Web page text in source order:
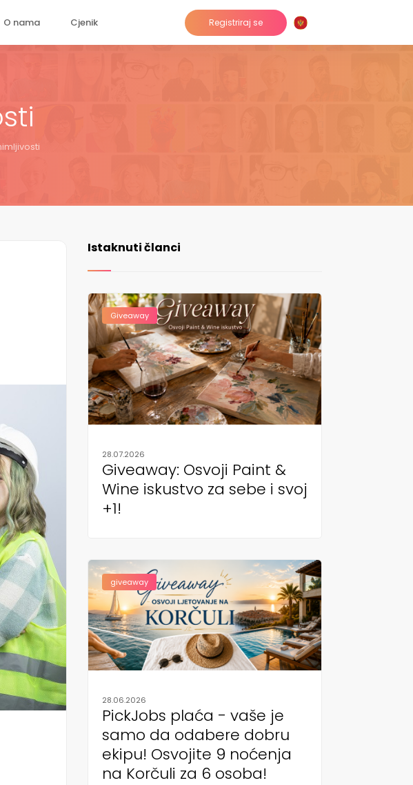
O nama Cjenik Registriraj se
Istaknuti članci
Giveaway
28.07.2026
Giveaway: Osvoji Paint &
Wine iskustvo za sebe i svoj
+1!
giveaway
28.06.2026
PickJobs plaća - vaše je
samo da odabere dobru
ekipu! Osvojite 9 noćenja
na Korčuli za 6 osoba!